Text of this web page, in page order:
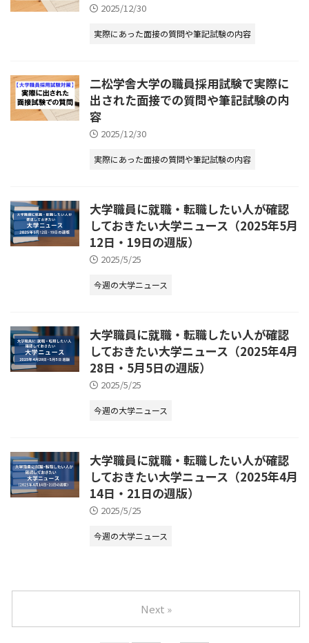
2025/12/30
実際にあった面接の質問や筆記試験の内容
二松学舎大学の職員採用試験で実際に
出された面接での質問や筆記試験の内
容
2025/12/30
実際にあった面接の質問や筆記試験の内容
大学職員に就職・転職したい人が確認
しておきたい大学ニュース（2025年5月
12日・19日の週版）
2025/5/25
今週の大学ニュース
大学職員に就職・転職したい人が確認
しておきたい大学ニュース（2025年4月
28日・5月5日の週版）
2025/5/25
今週の大学ニュース
大学職員に就職・転職したい人が確認
しておきたい大学ニュース（2025年4月
14日・21日の週版）
2025/5/25
今週の大学ニュース
Next »